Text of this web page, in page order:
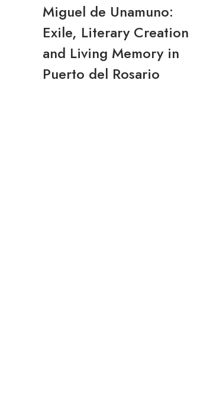
Miguel de Unamuno:
Exile, Literary Creation
and Living Memory in
Puerto del Rosario